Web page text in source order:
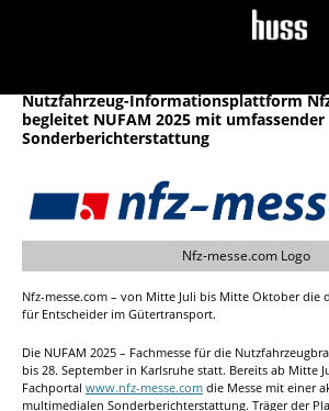
Jump to navigation
Nutzfahrzeug-Informationsplattform
begleitet NUFAM 2025 mit umfassender
Sonderberichterstattung
Nfz-messe.com Logo
Nfz-messe.com – von Mitte Juli bis Mitte Oktober die
für Entscheider im Gütertransport.
Die NUFAM 2025 – Fachmesse für die
bis 28. September in Karlsruhe statt. Bereits ab Mitte
Fachportal www.nfz-messe.com die Messe mit einer
multimedialen Sonderberichterstattung. Träger der